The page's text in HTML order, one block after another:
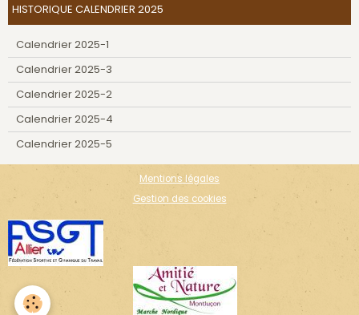
HISTORIQUE CALENDRIER 2025
Calendrier 2025-1
Calendrier 2025-3
Calendrier 2025-2
Calendrier 2025-4
Calendrier 2025-5
Mentions légales
Gestion des cookies